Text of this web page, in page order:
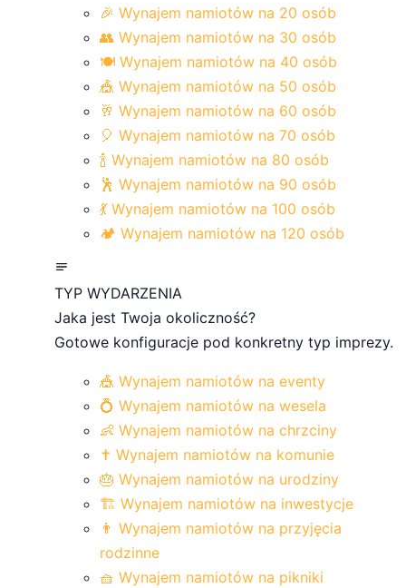
🎉 Wynajem namiotów na 20 osób
👥 Wynajem namiotów na 30 osób
🍽️ Wynajem namiotów na 40 osób
🎪 Wynajem namiotów na 50 osób
🥂 Wynajem namiotów na 60 osób
🎈 Wynajem namiotów na 70 osób
🍾 Wynajem namiotów na 80 osób
🕺 Wynajem namiotów na 90 osób
💃 Wynajem namiotów na 100 osób
🏕️ Wynajem namiotów na 120 osób
TYP WYDARZENIA
Jaka jest Twoja okoliczność?
Gotowe konfiguracje pod konkretny typ imprezy.
🎪 Wynajem namiotów na eventy
💍 Wynajem namiotów na wesela
👶 Wynajem namiotów na chrzciny
✝️ Wynajem namiotów na komunie
🎂 Wynajem namiotów na urodziny
🏗️ Wynajem namiotów na inwestycje
👨 Wynajem namiotów na przyjęcia
rodzinne
🧺 Wynajem namiotów na pikniki